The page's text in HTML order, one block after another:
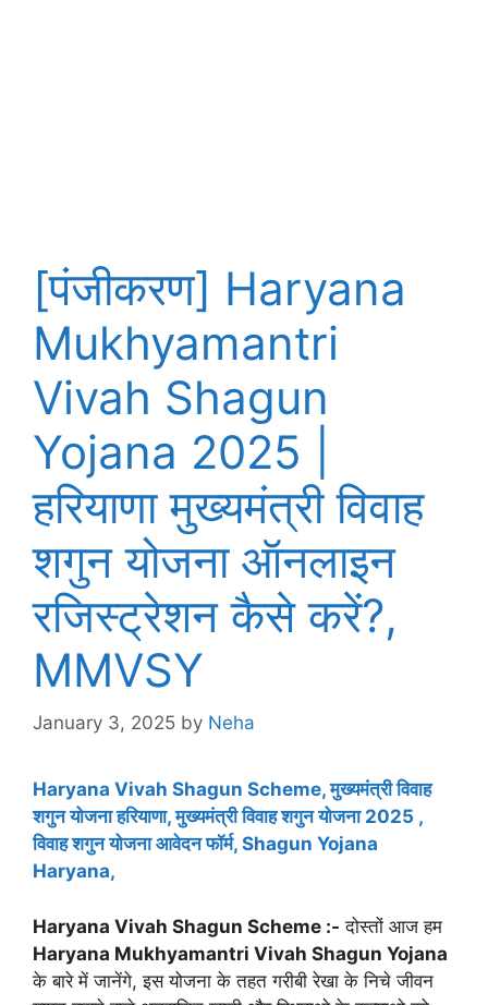
[पंजीकरण] Haryana
Mukhyamantri
Vivah Shagun
Yojana 2025 |
हरियाणा मुख्यमंत्री विवाह
शगुन योजना ऑनलाइन
रजिस्ट्रेशन कैसे करें?,
MMVSY
January 3, 2025 by Neha
Haryana Vivah Shagun Scheme, मुख्यमंत्री विवाह
शगुन योजना हरियाणा, मुख्यमंत्री विवाह शगुन योजना 2025 ,
विवाह शगुन योजना आवेदन फॉर्म, Shagun Yojana
Haryana,
Haryana Vivah Shagun Scheme :- दोस्तों आज हम
Haryana Mukhyamantri Vivah Shagun Yojana
के बारे में जानेंगे, इस योजना के तहत गरीबी रेखा के निचे जीवन